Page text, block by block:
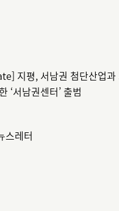
지평, 서남권 첨단산업과
‘서남권센터’ 출범
스레터